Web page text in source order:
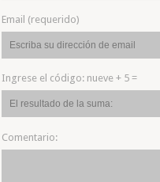
Email (requerido)
Ingrese el código: nueve + 5 =
Comentario: